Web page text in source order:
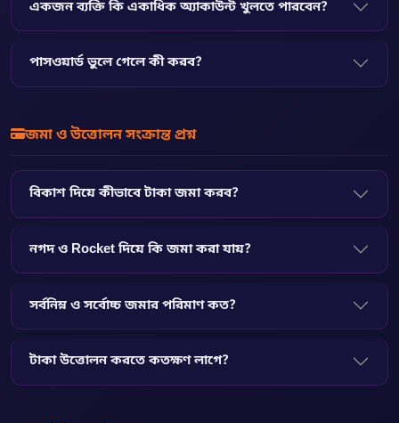
একজন ব্যক্তি কি একাধিক অ্যাকাউন্ট খুলতে পারবেন?
পাসওয়ার্ড ভুলে গেলে কী করব?
জমা ও উত্তোলন সংক্রান্ত প্রশ্ন
বিকাশ দিয়ে কীভাবে টাকা জমা করব?
নগদ ও Rocket দিয়ে কি জমা করা যায়?
সর্বনিম্ন ও সর্বোচ্চ জমার পরিমাণ কত?
টাকা উত্তোলন করতে কতক্ষণ লাগে?